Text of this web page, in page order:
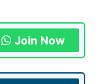
Join Now